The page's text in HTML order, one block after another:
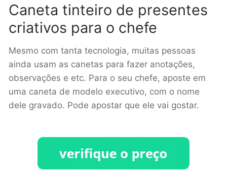
Caneta tinteiro de presentes
criativos para o chefe
Mesmo com tanta tecnologia, muitas pessoas
ainda usam as canetas para fazer anotações,
observações e etc. Para o seu chefe, aposte em
uma caneta de modelo executivo, com o nome
dele gravado. Pode apostar que ele vai gostar.